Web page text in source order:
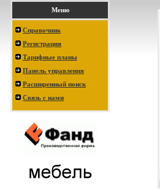
Меню
Справочник
Регистрация
Тарифные планы
Панель управления
Расширенный поиск
Связь с нами